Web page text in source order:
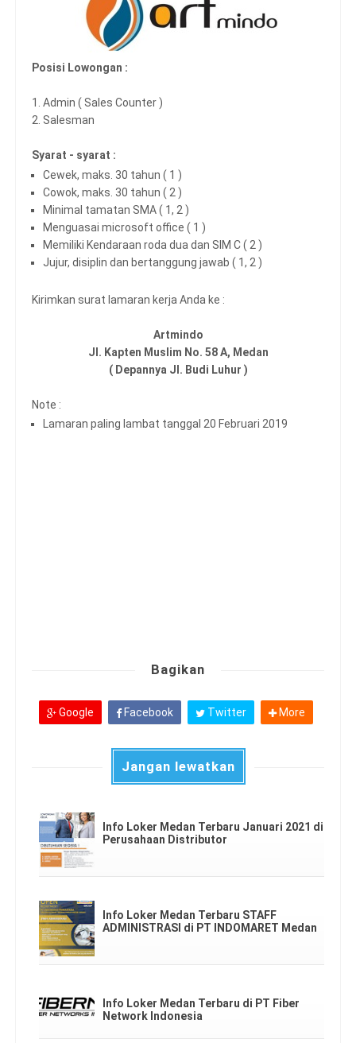
Posisi Lowongan :
1. Admin ( Sales Counter )
2. Salesman
Syarat - syarat :
Cewek, maks. 30 tahun ( 1 )
Cowok, maks. 30 tahun ( 2 )
Minimal tamatan SMA ( 1, 2 )
Menguasai microsoft office ( 1 )
Memiliki Kendaraan roda dua dan SIM C ( 2 )
Jujur, disiplin dan bertanggung jawab ( 1, 2 )
Kirimkan surat lamaran kerja Anda ke :
Artmindo
Jl. Kapten Muslim No. 58 A, Medan
( Depannya Jl. Budi Luhur )
Note :
Lamaran paling lambat tanggal 20 Februari 2019
Bagikan
Google Facebook Twitter More
Jangan lewatkan
Info Loker Medan Terbaru Januari 2021 di
Perusahaan Distributor
Info Loker Medan Terbaru STAFF
ADMINISTRASI di PT INDOMARET Medan
Info Loker Medan Terbaru di PT Fiber
Network Indonesia